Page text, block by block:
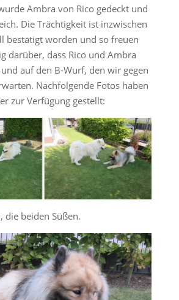
Ambra von Rico gedeckt und
Die Trächtigkeit ist inzwischen
bestätigt worden und so freuen
darüber, dass Rico und Ambra
auf den B-Wurf, den wir gegen
Nachfolgende Fotos haben
zur Verfügung gestellt:
die beiden Süßen.